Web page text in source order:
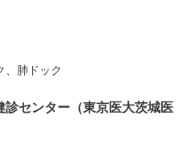
、肺ドック
診センター（東京医大茨城医